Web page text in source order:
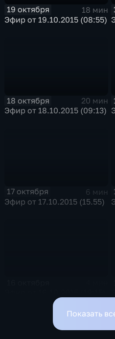
19 октября
18 мин
Эфир от 19.10.2015 (08:55)
18 октября
20 мин
Эфир от 18.10.2015 (09:13)
17 октября
6 мин
Эфир от 17.10.2015 (15.55)
Показать